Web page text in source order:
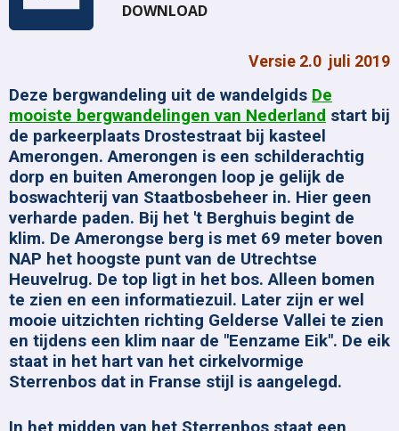
DOWNLOAD
Versie 2.0 juli 2019
Deze bergwandeling uit de wandelgids De
mooiste bergwandelingen van Nederland start bij
de parkeerplaats Drostestraat bij kasteel
Amerongen. Amerongen is een schilderachtig
dorp en buiten Amerongen loop je gelijk de
boswachterij van Staatbosbeheer in. Hier geen
verharde paden. Bij het 't Berghuis begint de
klim. De Amerongse berg is met 69 meter boven
NAP het hoogste punt van de Utrechtse
Heuvelrug. De top ligt in het bos. Alleen bomen
te zien en een informatiezuil. Later zijn er wel
mooie uitzichten richting Gelderse Vallei te zien
en tijdens een klim naar de "Eenzame Eik". De eik
staat in het hart van het cirkelvormige
Sterrenbos dat in Franse stijl is aangelegd.